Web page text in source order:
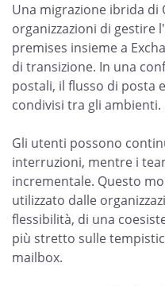
Una migrazione ibrida di
organizzazioni di gestire
premises insieme a
di transizione. In una
postali, il flusso di posta
condivisi tra gli ambienti.
Gli utenti possono
interruzioni, mentre i
incrementale. Questo
utilizzato dalle
flessibilità, di una
più stretto sulle
mailbox.